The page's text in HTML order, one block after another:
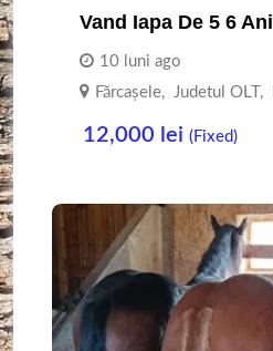
Vand Iapa De 5 6 Ani
10 luni ago
Fărcașele, Judetul OLT ,
12,000 lei (Fixed)